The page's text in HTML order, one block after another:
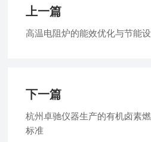
上一篇
高温电阻炉的能效优化与节能
下一篇
杭州卓驰仪器生产的有机卤素
标准